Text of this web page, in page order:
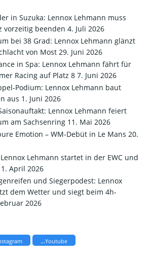
in Suzuka: Lennox Lehmann muss
vorzeitig beenden 4. Juli 2026
bei 38 Grad: Lennox Lehmann glänzt
von Most 29. Juni 2026
in Spa: Lennox Lehmann fährt für
Racing auf Platz 8 7. Juni 2026
Podium: Lennox Lehmann baut
aus 1. Juni 2026
Lennox Lehmann feiert
am Sachsenring 11. Mai 2026
Emotion – WM-Debüt in Le Mans 20.
Lehmann startet in der EWC und
1. April 2026
und Siegerpodest: Lennox
dem Wetter und siegt beim 4h-
2026
...Youtube